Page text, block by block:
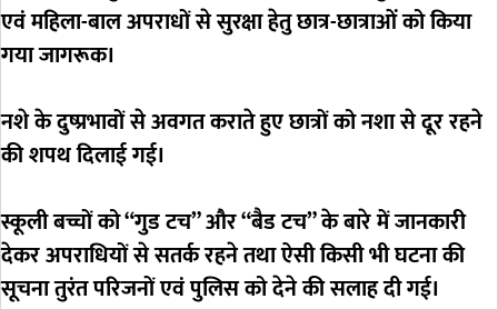
एवं महिला-बाल अपराधों से सुरक्षा हेतु छात्र-छात्राओं को किया
गया जागरूक।
नशे के दुष्प्रभावों से अवगत कराते हुए छात्रों को नशा से दूर रहने
की शपथ दिलाई गई।
स्कूली बच्चों को “गुड टच” और “बैड टच” के बारे में जानकारी
देकर अपराधियों से सतर्क रहने तथा ऐसी किसी भी घटना की
सूचना तुरंत परिजनों एवं पुलिस को देने की सलाह दी गई।